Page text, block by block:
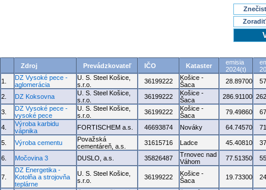
Zdroj Prevádzkovateľ IČO Kataster
emisia
2024(t)
1.
DZ Vysoké pece -
aglomerácia
U. S. Steel Košice,
s.r.o.
36199222
Košice -
Šaca
28.89700
2. DZ Koksovna
U. S. Steel Košice,
s.r.o.
36199222
Košice -
Šaca
286.91100
3.
DZ Vysoké pece -
vysoké pece
U. S. Steel Košice,
s.r.o.
36199222
Košice -
Šaca
79.49860
4.
Výroba karbidu
vápnika
FORTISCHEM a.s. 46693874 Nováky 64.74570
5. Výroba cementu
Považská
cementáreň, a.s.
31615716 Ladce 45.40810
6. Močovina 3 DUSLO, a.s. 35826487
Trnovec nad
Váhom
77.51350
7.
DZ Energetika -
Kotolňa a strojovňa
teplárne
U. S. Steel Košice,
s.r.o.
36199222
Košice -
Šaca
19.73300